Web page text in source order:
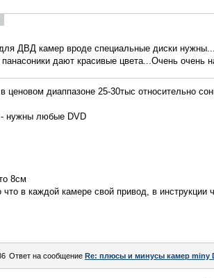
ДВД камер вроде специальные диски
панасоники дают красивые цвета...Очень очень
ценовом диаппазоне 25-30тыс относительно
- нужны любые DVD
8см
что в каждой камере свой привод, в инструкции
Ответ на сообщение Re: плюсы и минусы камер miny